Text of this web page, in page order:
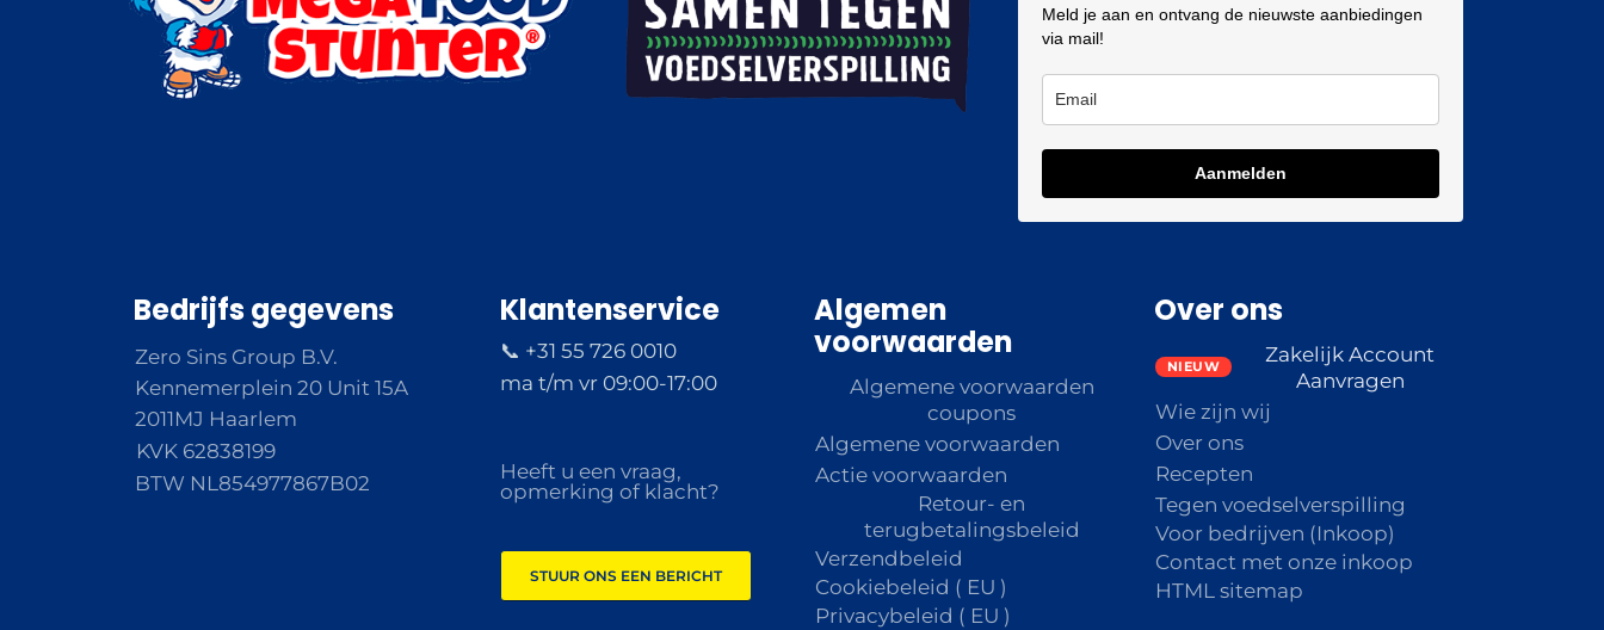
Meld je aan en ontvang de nieuwste aanbiedingen
via mail!
Aanmelden
Bedrijfs gegevens
Zero Sins Group B.V.
Kennemerplein 20 Unit 15A
2011MJ Haarlem
KVK 62838199
BTW NL854977867B02
Klantenservice
📞 +31 55 726 0010
ma t/m vr 09:00-17:00
Heeft u een vraag,
opmerking of klacht?
STUUR ONS EEN BERICHT
Algemen
voorwaarden
Algemene voorwaarden
coupons
Algemene voorwaarden
Actie voorwaarden
Retour- en
terugbetalingsbeleid
Verzendbeleid
Cookiebeleid ( EU )
Privacybeleid ( EU )
Over ons
Zakelijk Account
Aanvragen
Wie zijn wij
Over ons
Recepten
Tegen voedselverspilling
Voor bedrijven (Inkoop)
Contact met onze inkoop
HTML sitemap